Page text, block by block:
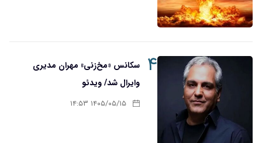
۴
سکانس «مخ‌زنی» مهران مدیری
وایرال شد/ ویدئو
۱۴۰۵/۰۵/۱۵ ۱۴:۵۳